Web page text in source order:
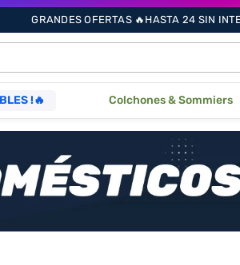
GRANDES OFERTAS 🔥HASTA 24 SIN
!🔥 Colchones & Sommiers
BUSCADOS